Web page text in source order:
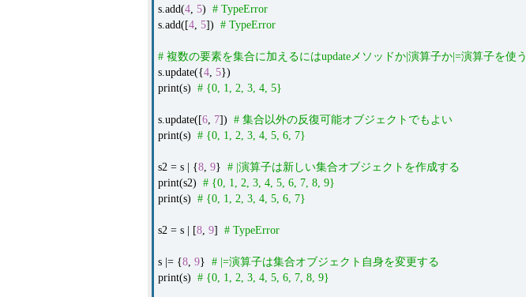
s.add(4, 5) # TypeError
s.add([4, 5]) # TypeError
# 複数の要素を集合に加えるにはupdateメソッドか|演算子か|=演算子を使う
s.update({4, 5})
print(s) # {0, 1, 2, 3, 4, 5}
s.update([6, 7]) # 集合以外の反復可能オブジェクトでもよい
print(s) # {0, 1, 2, 3, 4, 5, 6, 7}
s2 = s | {8, 9} # |演算子は新しい集合オブジェクトを作成する
print(s2) # {0, 1, 2, 3, 4, 5, 6, 7, 8, 9}
print(s) # {0, 1, 2, 3, 4, 5, 6, 7}
s2 = s | [8, 9] # TypeError
s |= {8, 9} # |=演算子は集合オブジェクト自身を変更する
print(s) # {0, 1, 2, 3, 4, 5, 6, 7, 8, 9}